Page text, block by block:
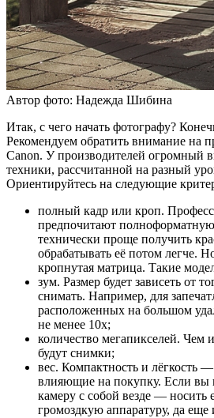
Автор фото: Надежда Шибина
Итак, с чего начать фотографу?
Рекомендуем обратить внимание на
Canon. У производителей огромный
техники, рассчитанной на разный
Ориентируйтесь на следующие
полный кадр или кроп.
предпочитают
технически проще получить
обрабатывать её потом легче.
кропнутая матрица. Такие
зум. Размер будет зависеть от
снимать. Например, для
расположенных на большом
не менее 10х;
количество мегапикселей. Чем
будут снимки;
вес. Компактность и лёгкость
влияющие на покупку. Если вы
камеру с собой везде — носить
громоздкую аппаратуру, да